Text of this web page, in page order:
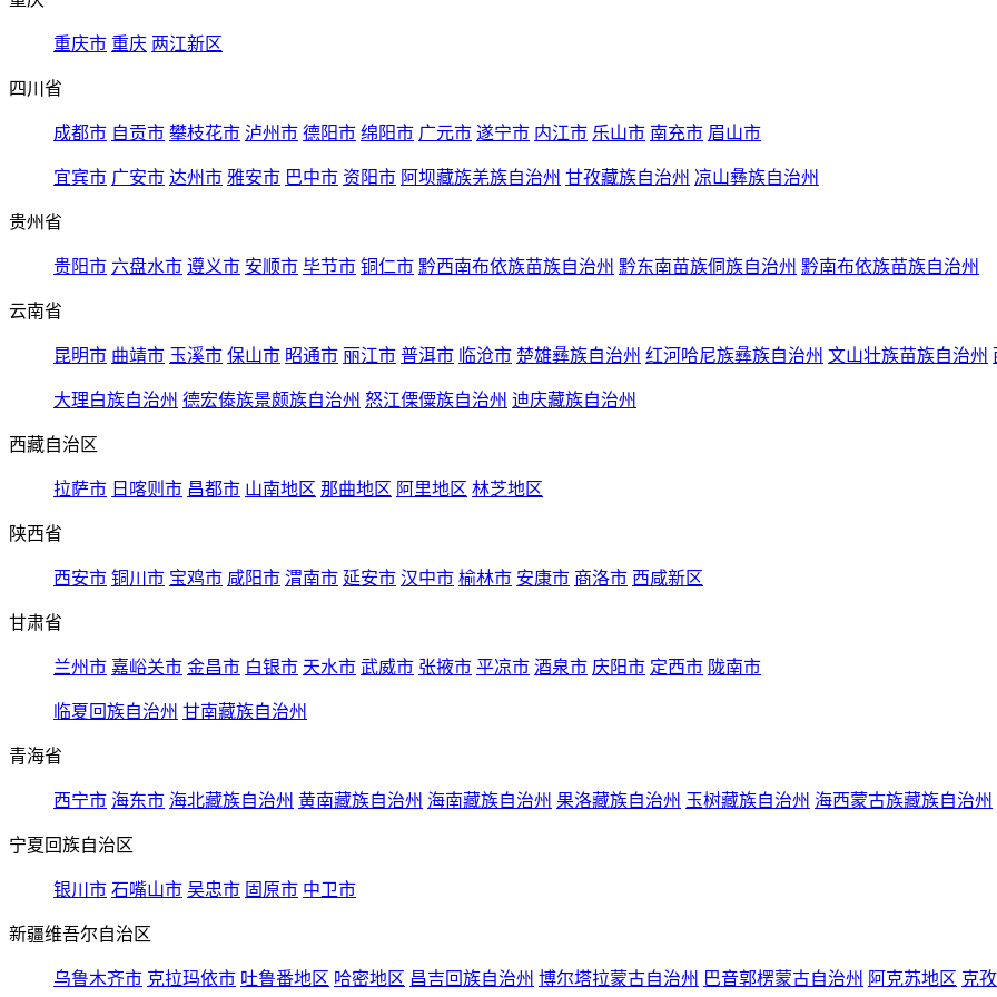
重庆市 重庆 两江新区
四川省
成都市 自贡市 攀枝花市 泸州市 德阳市 绵阳市 广元市 遂宁市 内江市 乐山市 南充市 眉山市
宜宾市 广安市 达州市 雅安市 巴中市 资阳市 阿坝藏族羌族自治州 甘孜藏族自治州 凉山彝族自治州
贵州省
贵阳市 六盘水市 遵义市 安顺市 毕节市 铜仁市 黔西南布依族苗族自治州 黔东南苗族侗族自治州 黔南布依族苗族自治州
云南省
昆明市 曲靖市 玉溪市 保山市 昭通市 丽江市 普洱市 临沧市 楚雄彝族自治州 红河哈尼族彝族自治州 文山壮族苗族自治州
大理白族自治州 德宏傣族景颇族自治州 怒江傈僳族自治州 迪庆藏族自治州
西藏自治区
拉萨市 日喀则市 昌都市 山南地区 那曲地区 阿里地区 林芝地区
陕西省
西安市 铜川市 宝鸡市 咸阳市 渭南市 延安市 汉中市 榆林市 安康市 商洛市 西咸新区
甘肃省
兰州市 嘉峪关市 金昌市 白银市 天水市 武威市 张掖市 平凉市 酒泉市 庆阳市 定西市 陇南市
临夏回族自治州 甘南藏族自治州
青海省
西宁市 海东市 海北藏族自治州 黄南藏族自治州 海南藏族自治州 果洛藏族自治州 玉树藏族自治州 海西蒙古族藏族自治州
宁夏回族自治区
银川市 石嘴山市 吴忠市 固原市 中卫市
新疆维吾尔自治区
乌鲁木齐市 克拉玛依市 吐鲁番地区 哈密地区 昌吉回族自治州 博尔塔拉蒙古自治州 巴音郭楞蒙古自治州 阿克苏地区 克